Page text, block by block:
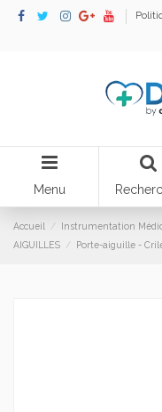
Menu
Accueil Instrumentation
AIGUILLES
Porte-aiguille -